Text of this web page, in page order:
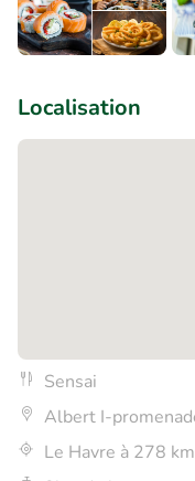
Localisation
Sensai
Albert I-
Le Havre à 278